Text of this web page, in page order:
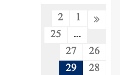
1
2
...
25
26
27
28
29